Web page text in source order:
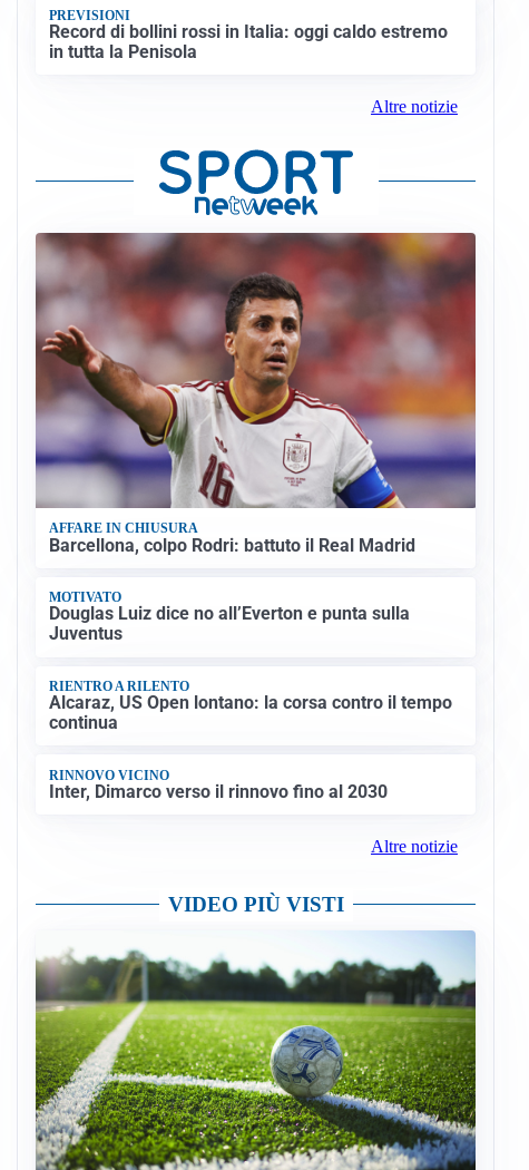
PREVISIONI
Record di bollini rossi in Italia: oggi caldo estremo
in tutta la Penisola
Altre notizie
AFFARE IN CHIUSURA
Barcellona, colpo Rodri: battuto il Real Madrid
MOTIVATO
Douglas Luiz dice no all’Everton e punta sulla
Juventus
RIENTRO A RILENTO
Alcaraz, US Open lontano: la corsa contro il tempo
continua
RINNOVO VICINO
Inter, Dimarco verso il rinnovo fino al 2030
Altre notizie
VIDEO PIÙ VISTI